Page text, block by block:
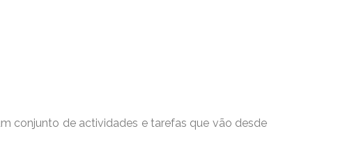
conjunto de actividades e tarefas que vão desde